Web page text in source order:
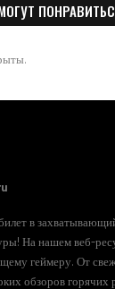
в
На нашем веб-
геймеру. От
обзоров горячих